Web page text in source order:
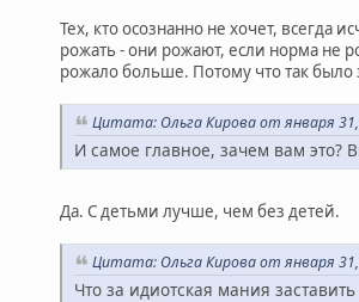
Тех, кто осознанно не хочет,
рожать - они рожают, если норма не
рожало больше. Потому что так было
Цитата: Ольга Кирова от января 31,
И самое главное, зачем вам это?
Да. С детьми лучше, чем без детей.
Цитата: Ольга Кирова от января 31,
Что за идиотская мания